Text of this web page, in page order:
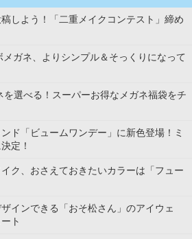
しよう！「二重メイクコンテスト」締め
ガネ、よりシンプル＆そっくりになって
を選べる！スーパーお得なメガネ福袋をチ
ド「ビュームワンデー」に新色登場！ミ
定！
ク、おさえておきたいカラーは「フュー
ザインできる「おそ松さん」のアイウェ
ト